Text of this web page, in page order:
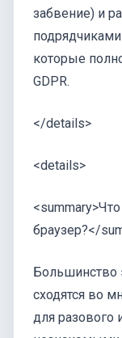
забвение) и
которые
GDPR.
</details>
<details>
браузер?</
Большинство
сходятся во
для разового